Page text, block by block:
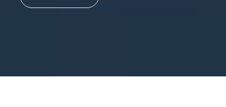
新与不懈奋进，持续为环境监测行业注入科技活力，在